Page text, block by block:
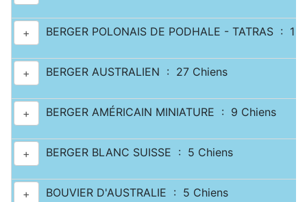
+ BERGER POLONAIS DE PODHALE - TATRAS : 1
+ BERGER AUSTRALIEN : 27 Chiens
+ BERGER AMÉRICAIN MINIATURE : 9 Chiens
+ BERGER BLANC SUISSE : 5 Chiens
+ BOUVIER D'AUSTRALIE : 5 Chiens